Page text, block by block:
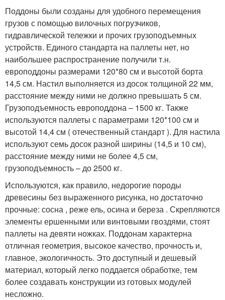
Поддоны были созданы для удобного перемещения
грузов с помощью вилочных погрузчиков,
гидравлической тележки и прочих грузоподъемных
устройств. Единого стандарта на паллеты нет, но
наибольшее распространение получили т.н.
европоддоны размерами 120*80 см и высотой борта
14,5 см. Настил выполняется из досок толщиной 22 мм,
расстояние между ними не должно превышать 5 см.
Грузоподъемность европоддона – 1500 кг. Также
используются паллеты с параметрами 120*100 см и
высотой 14,4 см ( отечественный стандарт ). Для настила
используют семь досок разной ширины (14,5 и 10 см),
расстояние между ними не более 4,5 см,
грузоподъемность – до 2500 кг.
Используются, как правило, недорогие породы
древесины без выраженного рисунка, но достаточно
прочные: сосна , реже ель, осина и береза . Скрепляются
элементы ершенными или винтовыми гвоздями, стоят
паллеты на девяти ножках. Поддонам характерна
отличная геометрия, высокое качество, прочность и,
главное, экологичность. Это доступный и дешевый
материал, который легко поддается обработке, тем
более создавать конструкции из готовых модулей
несложно.